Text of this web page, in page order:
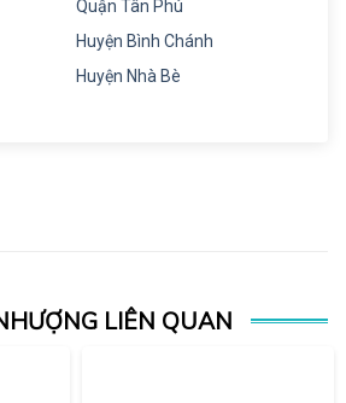
Quận Tân Phú
Huyện Bình Chánh
Huyện Nhà Bè
LIÊN QUAN